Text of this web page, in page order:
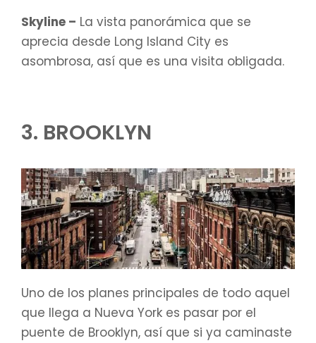
Skyline – La vista panorámica que se
aprecia desde Long Island City es
asombrosa, así que es una visita obligada.
3. BROOKLYN
Uno de los planes principales de todo aquel
que llega a Nueva York es pasar por el
puente de Brooklyn, así que si ya caminaste